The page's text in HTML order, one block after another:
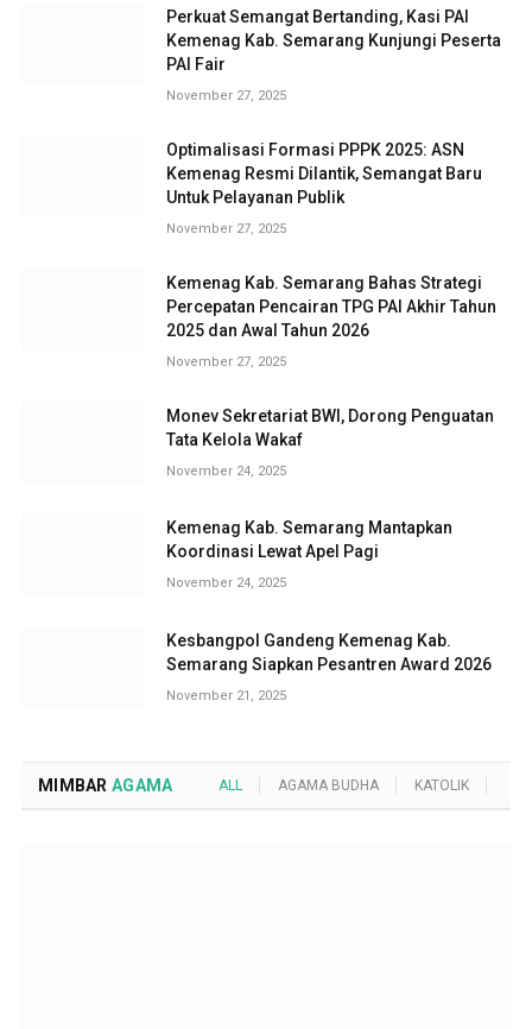
Perkuat Semangat Bertanding, Kasi PAI
Kemenag Kab. Semarang Kunjungi Peserta
PAI Fair
November 27, 2025
Optimalisasi Formasi PPPK 2025: ASN
Kemenag Resmi Dilantik, Semangat Baru
Untuk Pelayanan Publik
November 27, 2025
Kemenag Kab. Semarang Bahas Strategi
Percepatan Pencairan TPG PAI Akhir Tahun
2025 dan Awal Tahun 2026
November 27, 2025
Monev Sekretariat BWI, Dorong Penguatan
Tata Kelola Wakaf
November 24, 2025
Kemenag Kab. Semarang Mantapkan
Koordinasi Lewat Apel Pagi
November 24, 2025
Kesbangpol Gandeng Kemenag Kab.
Semarang Siapkan Pesantren Award 2026
November 21, 2025
MIMBAR AGAMA ALL AGAMA BUDHA KATOLIK